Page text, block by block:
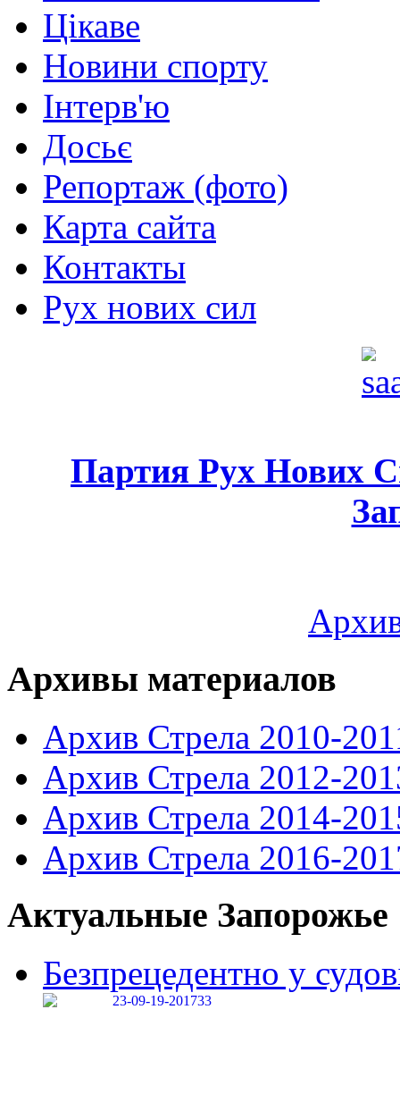
Цікаве
Новини спорту
Інтерв'ю
Досьє
Репортаж (фото)
Карта сайта
Контакты
Рух нових сил
Партия Рух Нових
Архивы материалов
Архив Стрела 2010-
Архив Стрела 2012-
Архив Стрела 2014-
Архив Стрела 2016-
Актуальные Запорожье
Безпрецедентно у